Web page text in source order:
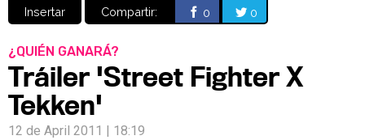
Insertar Compartir: 0 0
¿QUIÉN GANARÁ?
Tráiler 'Street Fighter X
Tekken'
12 de April 2011 | 18:19